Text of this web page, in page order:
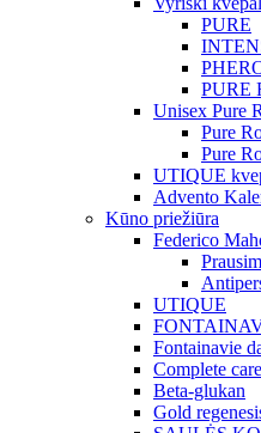
PURE
PURE
Unisex Pure
Pure
Pure
UTIQUE
Advento
Kūno priežiūra
Federico
UTIQUE
Fontainavie
Complete care
Beta-glukan
Gold